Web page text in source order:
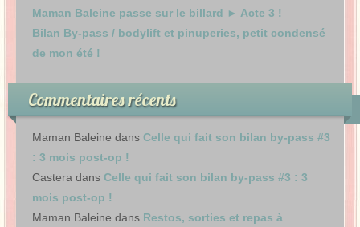
Maman Baleine passe sur le billard ► Acte 3 !
Bilan By-pass / bodylift et pinuperies, petit condensé
de mon été !
Commentaires récents
Maman Baleine dans Celle qui fait son bilan by-pass #3
: 3 mois post-op !
Castera dans Celle qui fait son bilan by-pass #3 : 3
mois post-op !
Maman Baleine dans Restos, sorties et repas à